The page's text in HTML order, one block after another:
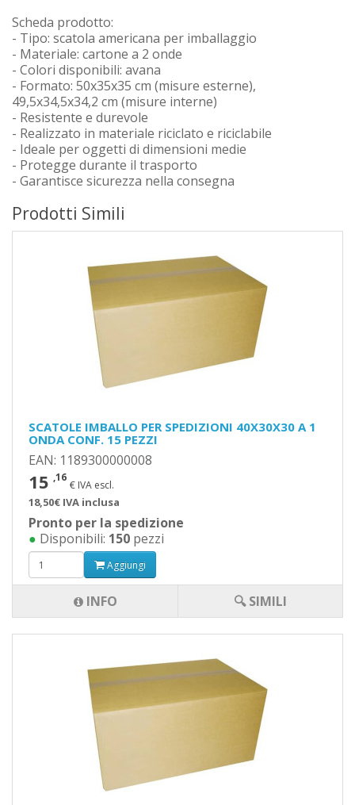
Scheda prodotto:
- Tipo: scatola americana per imballaggio
- Materiale: cartone a 2 onde
- Colori disponibili: avana
- Formato: 50x35x35 cm (misure esterne),
49,5x34,5x34,2 cm (misure interne)
- Resistente e durevole
- Realizzato in materiale riciclato e riciclabile
- Ideale per oggetti di dimensioni medie
- Protegge durante il trasporto
- Garantisce sicurezza nella consegna
Prodotti Simili
SCATOLE IMBALLO PER SPEDIZIONI 40X30X30 A 1
ONDA CONF. 15 PEZZI
EAN: 1189300000008
15 ,16
€ IVA escl.
18,50€ IVA inclusa
Pronto per la spedizione
● Disponibili: 150 pezzi
Aggiungi
INFO 🔍 SIMILI